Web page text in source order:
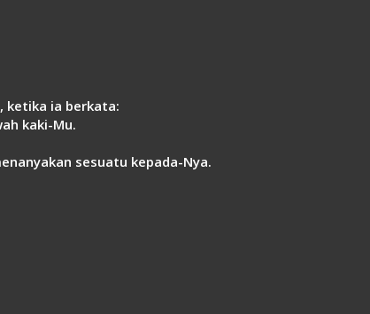
ketika ia berkata:
kaki-Mu.
sesuatu kepada-Nya.